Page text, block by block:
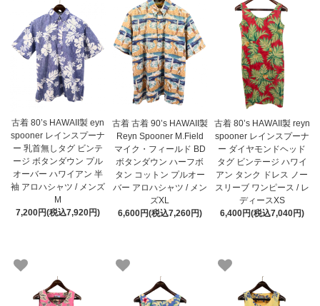
古着 80’s HAWAII製 eyn
spooner レインスプーナ
ー 乳首無しタグ ビンテ
ージ ボタンダウン プル
オーバー ハワイアン 半
袖 アロハシャツ / メンズ
M
7,200円(税込7,920円)
古着 古着 90’s HAWAII製
Reyn Spooner M.Field
マイク・フィールド BD
ボタンダウン ハーフボ
タン コットン プルオー
バー アロハシャツ / メン
ズXL
6,600円(税込7,260円)
古着 80’s HAWAII製 reyn
spooner レインスプーナ
ー ダイヤモンドヘッド
タグ ビンテージ ハワイ
アン タンク ドレス ノー
スリーブ ワンピース / レ
ディースXS
6,400円(税込7,040円)